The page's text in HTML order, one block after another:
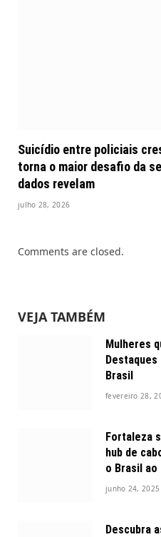
Suicídio entre policiais
torna o maior desafio da
dados revelam
julho 28, 2026
Comments are closed.
VEJA TAMBÉM
Mulheres
Destaques
Brasil
fevereiro 28,
Fortaleza
hub de
o Brasil ao
junho 24, 2025
Descubra